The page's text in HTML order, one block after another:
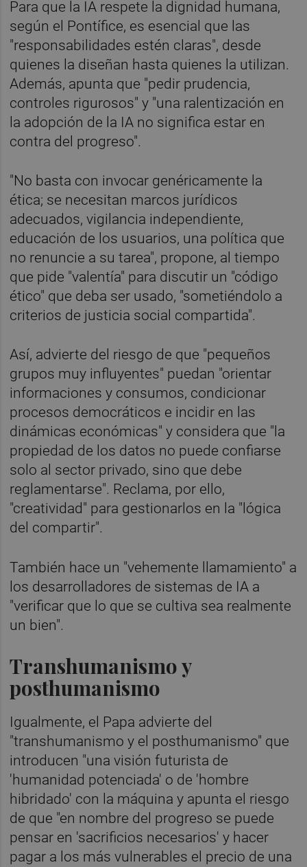
Para que la IA respete la dignidad humana,
según el Pontífice, es esencial que las
"responsabilidades estén claras", desde
quienes la diseñan hasta quienes la utilizan.
Además, apunta que "pedir prudencia,
controles rigurosos" y "una ralentización en
la adopción de la IA no significa estar en
contra del progreso".
"No basta con invocar genéricamente la
ética; se necesitan marcos jurídicos
adecuados, vigilancia independiente,
educación de los usuarios, una política que
no renuncie a su tarea", propone, al tiempo
que pide "valentía" para discutir un "código
ético" que deba ser usado, "sometiéndolo a
criterios de justicia social compartida".
Así, advierte del riesgo de que "pequeños
grupos muy influyentes" puedan "orientar
informaciones y consumos, condicionar
procesos democráticos e incidir en las
dinámicas económicas" y considera que "la
propiedad de los datos no puede confiarse
solo al sector privado, sino que debe
reglamentarse". Reclama, por ello,
"creatividad" para gestionarlos en la "lógica
del compartir".
También hace un "vehemente llamamiento" a
los desarrolladores de sistemas de IA a
"verificar que lo que se cultiva sea realmente
un bien".
Transhumanismo y
posthumanismo
Igualmente, el Papa advierte del
"transhumanismo y el posthumanismo" que
introducen "una visión futurista de
'humanidad potenciada' o de 'hombre
hibridado' con la máquina y apunta el riesgo
de que "en nombre del progreso se puede
pensar en 'sacrificios necesarios' y hacer
pagar a los más vulnerables el precio de una